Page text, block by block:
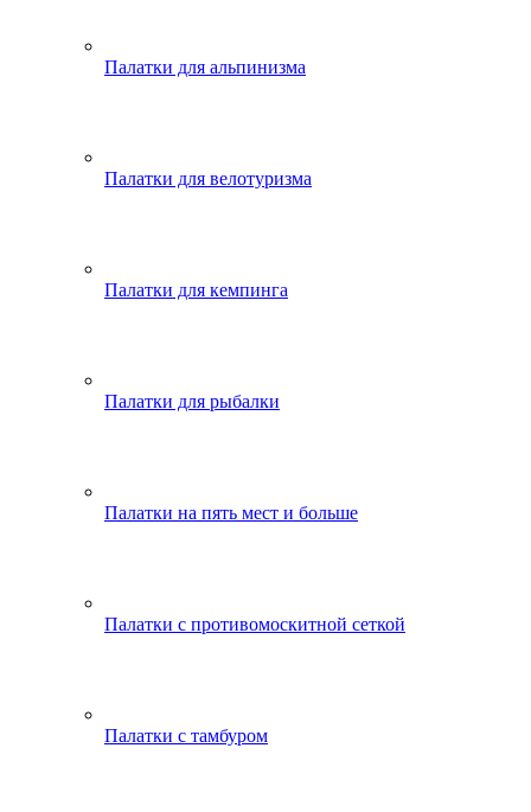
Палатки для альпинизма
Палатки для велотуризма
Палатки для кемпинга
Палатки для рыбалки
Палатки на пять мест и больше
Палатки с противомоскитной сеткой
Палатки с тамбуром